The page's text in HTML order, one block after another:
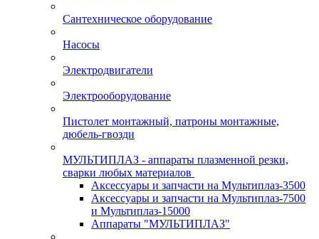
Сантехническое оборудование
Насосы
Электродвигатели
Электрооборудование
Пистолет монтажный, патроны монтажные,
дюбель-гвозди
МУЛЬТИПЛАЗ - аппараты плазменной резки,
сварки любых материалов
Аксессуары и запчасти на Мультиплаз-3500
Аксессуары и запчасти на Мультиплаз-7500
и Мультиплаз-15000
Аппараты "МУЛЬТИПЛАЗ"